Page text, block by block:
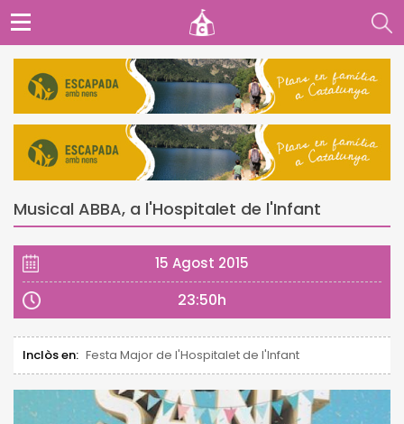
Musical ABBA, a l'Hospitalet de l'Infant
15 Agost 2015
23:50h
Inclòs en: Festa Major de l'Hospitalet de l'Infant